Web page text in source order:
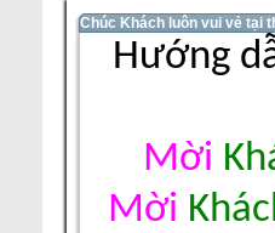
Chúc Khách luôn vui vẻ tại
Hướng
Mời
Mời